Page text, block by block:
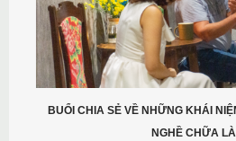
BUỔI CHIA SẺ VỀ NHỮNG KHÁI
NGHỀ CHỮA